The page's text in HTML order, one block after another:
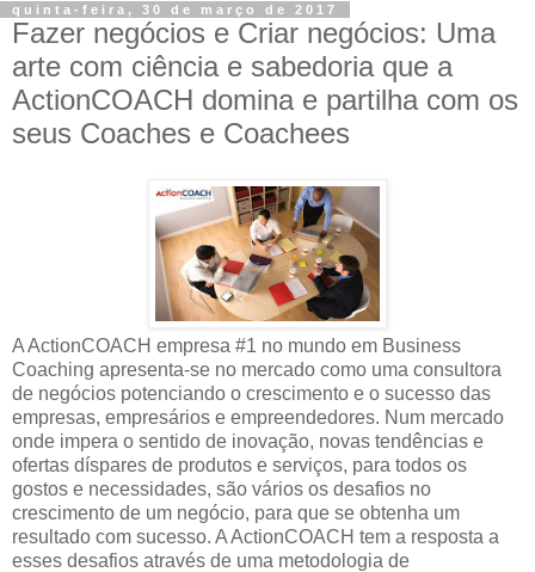
quinta-feira, 30 de março de 2017
Fazer negócios e Criar negócios: Uma
arte com ciência e sabedoria que a
ActionCOACH domina e partilha com os
seus Coaches e Coachees
A ActionCOACH empresa #1 no mundo em Business
Coaching apresenta-se no mercado como uma consultora
de negócios potenciando o crescimento e o sucesso das
empresas, empresários e empreendedores. Num mercado
onde impera o sentido de inovação, novas tendências e
ofertas díspares de produtos e serviços, para todos os
gostos e necessidades, são vários os desafios no
crescimento de um negócio, para que se obtenha um
resultado com sucesso. A ActionCOACH tem a resposta a
esses desafios através de uma metodologia de